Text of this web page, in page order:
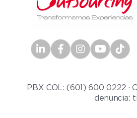
PBX COL: (601) 600 0222 ·
denuncia: